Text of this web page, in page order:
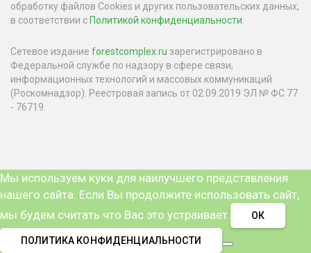
обработку файлов Cookies и других пользовательских данных,
в соответствии с Политикой конфиденциальности
Сетевое издание forestcomplex.ru зарегистрировано в
Федеральной службе по надзору в сфере связи,
информационных технологий и массовых коммуникаций
(Роскомнадзор). Реестровая запись от 02.09.2019 ЭЛ № ФС 77
- 76719.
Мы используем куки для наилучшего представления
нашего сайта. Если Вы продолжите использовать сайт,
мы будем считать что Вас это устраивает.
ОК
ПОЛИТИКА КОНФИДЕНЦИАЛЬНОСТИ